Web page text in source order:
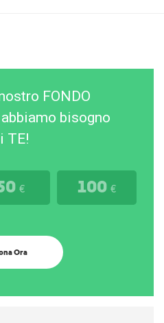
FONDO
abbiamo bisogno
TE!
€ 100 €
Ora